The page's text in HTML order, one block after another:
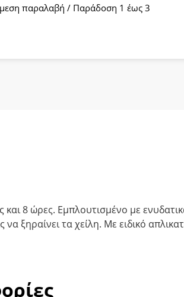
παραλαβή / Παράδοση 1 έως 3
8 ώρες. Εμπλουτισμένο με
ξηραίνει τα χείλη. Με ειδικό